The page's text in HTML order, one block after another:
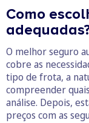
Como
O melhor seguro
cobre as
tipo de frota, a
compreender
análise. Depois,
preços com as